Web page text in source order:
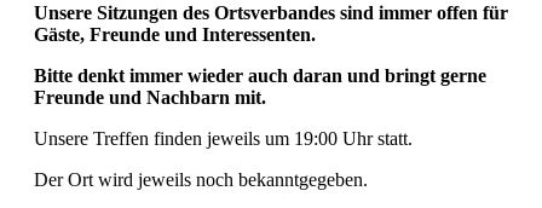
Unsere Sitzungen des Ortsverbandes sind immer offen für
Gäste, Freunde und Interessenten.
Bitte denkt immer wieder auch daran und bringt gerne
Freunde und Nachbarn mit.
Unsere Treffen finden jeweils um 19:00 Uhr statt.
Der Ort wird jeweils noch bekanntgegeben.